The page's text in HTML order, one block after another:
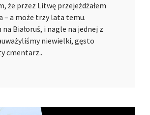
że przez Litwę przejeżdżałem
– a może trzy lata temu.
na Białoruś, i nagle na jednej z
niewielki, gęsto
cmentarz..